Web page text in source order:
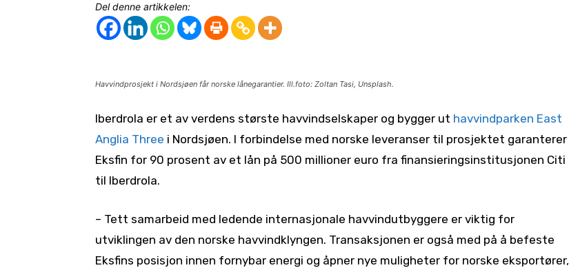
Del denne artikkelen:
Havvindprosjekt i Nordsjøen får norske lånegarantier. Ill.foto: Zoltan Tasi, Unsplash.
Iberdrola er et av verdens største havvindselskaper og bygger ut havvindparken East
Anglia Three i Nordsjøen. I forbindelse med norske leveranser til prosjektet garanterer
Eksfin for 90 prosent av et lån på 500 millioner euro fra finansieringsinstitusjonen Citi
til Iberdrola.
– Tett samarbeid med ledende internasjonale havvindutbyggere er viktig for
utviklingen av den norske havvindklyngen. Transaksjonen er også med på å befeste
Eksfins posisjon innen fornybar energi og åpner nye muligheter for norske eksportører,